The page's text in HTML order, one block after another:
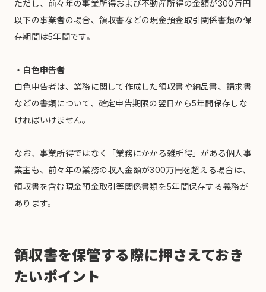
ただし、前々年の事業所得および不動産所得の金額が300万円
以下の事業者の場合、領収書などの現金預金取引関係書類の保
存期間は5年間です。
・白色申告者
白色申告者は、業務に関して作成した領収書や納品書、請求書
などの書類について、確定申告期限の翌日から5年間保存しな
ければいけません。
なお、事業所得ではなく「業務にかかる雑所得」がある個人事
業主も、前々年の業務の収入金額が300万円を超える場合は、
領収書を含む現金預金取引等関係書類を5年間保存する義務が
あります。
領収書を保管する際に押さえておき
たいポイント